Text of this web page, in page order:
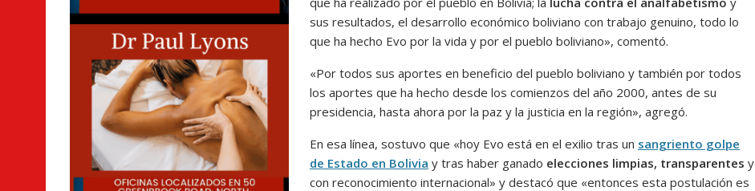
sus resultados, el desarrollo económico boliviano con trabajo genuino, todo lo
que ha hecho Evo por la vida y por el pueblo boliviano», comentó.
«Por todos sus aportes en beneficio del pueblo boliviano y también por todos
los aportes que ha hecho desde los comienzos del año 2000, antes de su
presidencia, hasta ahora por la paz y la justicia en la región», agregó.
En esa línea, sostuvo que «hoy Evo está en el exilio tras un sangriento golpe
de Estado en Bolivia y tras haber ganado elecciones limpias, transparentes y
con reconocimiento internacional» y destacó que «entonces esta postulación es